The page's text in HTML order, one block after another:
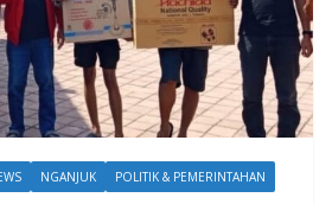
NGANJUK POLITIK & PEMERINTAHAN